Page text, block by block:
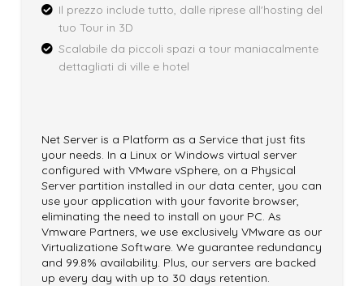
Il prezzo include tutto, dalle riprese all'hosting del
tuo Tour in 3D
Scalabile da piccoli spazi a tour maniacalmente
dettagliati di ville e hotel
Net Server is a Platform as a Service that just fits
your needs. In a Linux or Windows virtual server
configured with VMware vSphere, on a Physical
Server partition installed in our data center, you can
use your application with your favorite browser,
eliminating the need to install on your PC. As
Vmware Partners, we use exclusively VMware as our
Virtualizatione Software. We guarantee redundancy
and 99.8% availability. Plus, our servers are backed
up every day with up to 30 days retention.